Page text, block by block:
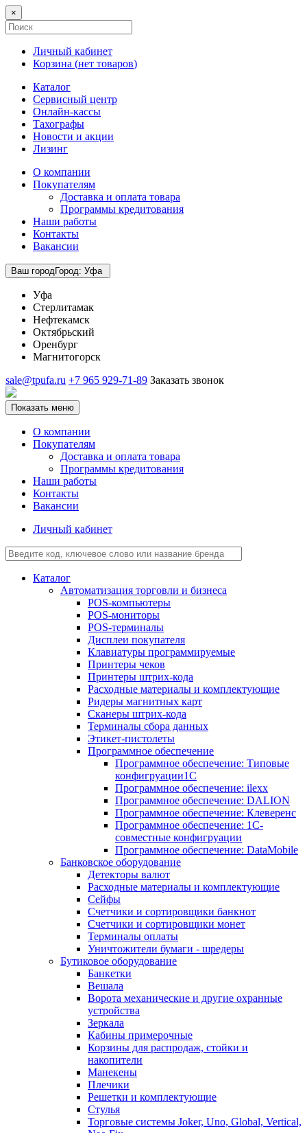
×
Личный кабинет
Корзина (нет товаров)
Каталог
Сервисный центр
Онлайн-кассы
Тахографы
Новости и акции
Лизинг
О компании
Покупателям
Доставка и оплата товара
Программы кредитования
Наши работы
Контакты
Вакансии
Ваш городГород: Уфа
Уфа
Стерлитамак
Нефтекамск
Октябрьский
Оренбург
Магнитогорск
sale@tpufa.ru +7 965 929-71-89 Заказать звонок
Показать меню
О компании
Покупателям
Доставка и оплата товара
Программы кредитования
Наши работы
Контакты
Вакансии
Личный кабинет
Каталог
Автоматизация торговли и бизнеса
POS-компьютеры
POS-мониторы
POS-терминалы
Дисплеи покупателя
Клавиатуры программируемые
Принтеры чеков
Принтеры штрих-кода
Расходные материалы и комплектующие
Ридеры магнитных карт
Сканеры штрих-кода
Терминалы сбора данных
Этикет-пистолеты
Программное обеспечение
Программное обеспечение: Типовые
конфигруации1С
Программное обеспечение: ilexx
Программное обеспечение: DALION
Программное обеспечение: Клеверенс
Программное обеспечение: 1С-
совместные конфигруации
Программное обеспечение: DataMobile
Банковское оборудование
Детекторы валют
Расходные материалы и комплектующие
Сейфы
Счетчики и сортировщики банкнот
Счетчики и сортировщики монет
Терминалы оплаты
Уничтожители бумаги - шредеры
Бутиковое оборудование
Банкетки
Вешала
Ворота механические и другие охранные
устройства
Зеркала
Кабины примерочные
Корзины для распродаж, стойки и
накопители
Манекены
Плечики
Решетки и комплектующие
Стулья
Торговые системы Joker, Uno, Global, Vertical,